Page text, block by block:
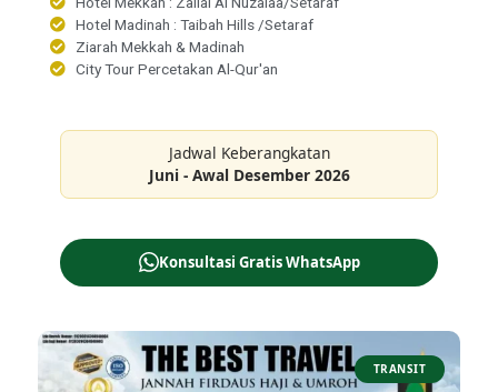
Hotel Madinah : Taibah Hills /Setaraf
Ziarah Mekkah & Madinah
City Tour Percetakan Al-Qur'an
Jadwal Keberangkatan
Juni - Awal Desember 2026
Konsultasi Gratis WhatsApp
TRANSIT